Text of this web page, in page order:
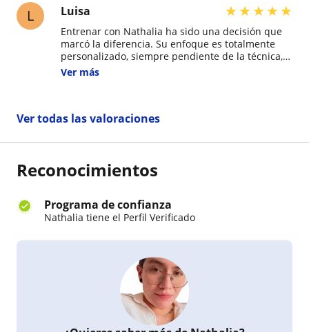
que cada sesión sea un espacio de aprendizaje y
disfrute. 100% recomendada como entrenadora y
profesora de natación.
L Luisa ★★★★★
Entrenar con Nathalia ha sido una decisión que
marcó la diferencia. Su enfoque es totalmente
personalizado, siempre pendiente de la técnica,
el progreso y la seguridad. No solo me ayudó a
energía. Se nota que sabe lo que hace y lo
Ver más
Ver todas las valoraciones
Reconocimientos
Programa de confianza
Nathalia tiene el Perfil Verificado